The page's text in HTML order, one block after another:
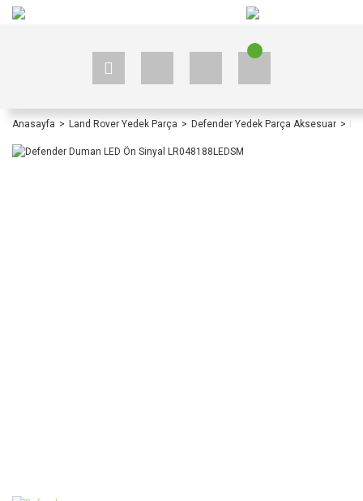
Anasayfa Land Rover Yedek Parça Defender Yedek Parça Aksesuar